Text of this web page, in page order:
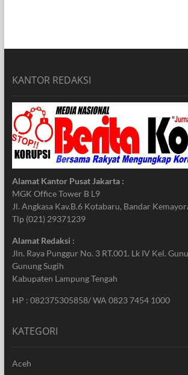
KANTOR REDAKSI
Alamat Kantor Pusat Jakarta :
MGK Office Tower B L9
Jl. Angkasa Kav.B.6 Kotabaru, Bandar
Tlp (021) 29371239
Alamat Redaksi :
Jln. Raya Punggur No. 3 RT.001. Lk IV Kel.
Gunung Sugih
Kabupaten Lampung Tengah
HP : 082375305858/ WA 0823 7454 1000
KATEGORI
Aceh